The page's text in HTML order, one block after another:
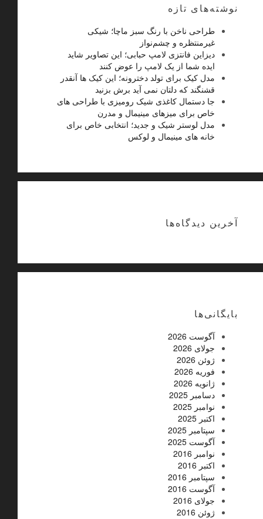
نوشته‌های تازه
طراحی ناخن با رنگ سبز ماچا؛ شیکی
غیرمنتظره و چشم‌نواز
دیزاین فانتزی لامپ حبابی؛ این تصاویر شاید
ایده شما از یک لامپ را عوض کنند
مدل کیک برای تولد دخترونه؛ این کیک ها آنقدر
قشنگند که دلتان نمی آید برش بزنید
جا دستمال کاغذی شیک رومیزی با طراحی های
خاص برای میزهای مینیمال و مدرن
مدل لوستر شیک و جدید؛ انتخابی خاص برای
خانه های مینیمال و لوکس
آخرین دیدگاه‌ها
بایگانی‌ها
آگوست 2026
جولای 2026
ژوئن 2026
فوریه 2026
ژانویه 2026
دسامبر 2025
نوامبر 2025
اکتبر 2025
سپتامبر 2025
آگوست 2025
نوامبر 2016
اکتبر 2016
سپتامبر 2016
آگوست 2016
جولای 2016
ژوئن 2016